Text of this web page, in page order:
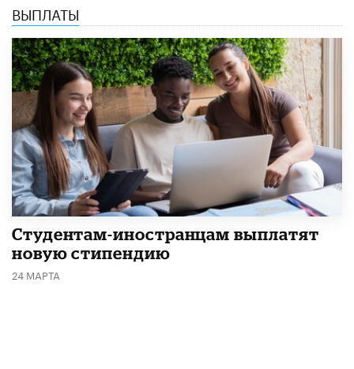
ВЫПЛАТЫ
Студентам-иностранцам выплатят
новую стипендию
24 МАРТА